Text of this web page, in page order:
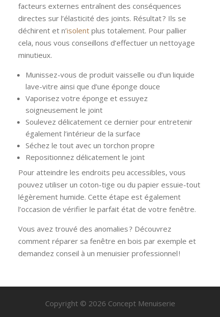
facteurs externes entraînent des conséquences
directes sur l’élasticité des joints. Résultat ? Ils se
déchirent et n’isolent plus totalement. Pour pallier
cela, nous vous conseillons d’effectuer un nettoyage
minutieux.
Munissez-vous de produit vaisselle ou d’un liquide
lave-vitre ainsi que d’une éponge douce
Vaporisez votre éponge et essuyez
soigneusement le joint
Soulevez délicatement ce dernier pour entretenir
également l’intérieur de la surface
Séchez le tout avec un torchon propre
Repositionnez délicatement le joint
Pour atteindre les endroits peu accessibles, vous
pouvez utiliser un coton-tige ou du papier essuie-tout
légèrement humide. Cette étape est également
l’occasion de vérifier le parfait état de votre fenêtre.
Vous avez trouvé des anomalies ? Découvrez
comment réparer sa fenêtre en bois par exemple et
demandez conseil à un menuisier professionnel !
Copyright © 2026 Concept Menuiserie